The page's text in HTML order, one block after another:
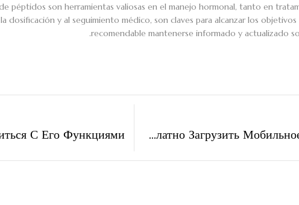
péptidos son herramientas valiosas en el manejo hormonal, tanto en
dosificación y al seguimiento médico, son claves para alcanzar los
recomendable mantenerse informado y actualizado
Бесплатно Загрузить Мобильное Приложение Fonbet Для Android.